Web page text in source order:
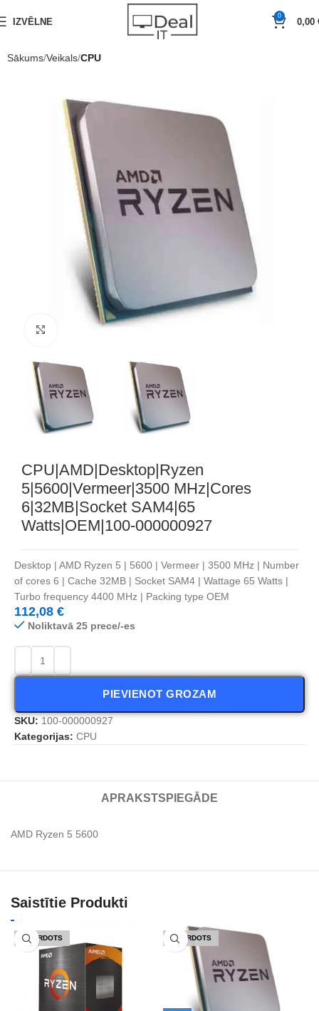
IZVĒLNE
0
0,00
Sākums Veikals CPU
Noklikšķiniet, lai palielinātu
CPU|AMD|Desktop|Ryzen
5|5600|Vermeer|3500 MHz|Cores
6|32MB|Socket SAM4|65
Watts|OEM|100-000000927
Desktop | AMD Ryzen 5 | 5600 | Vermeer | 3500 MHz | Number
of cores 6 | Cache 32MB | Socket SAM4 | Wattage 65 Watts |
Turbo frequency 4400 MHz | Packing type OEM
112,08 €
Noliktavā 25 prece/-es
PIEVIENOT GROZAM
SKU: 100-000000927
Kategorijas: CPU
APRAKSTS PIEGĀDE
AMD Ryzen 5 5600
Saistītie Produkti
IZPĀRDOTS IZPĀRDOTS